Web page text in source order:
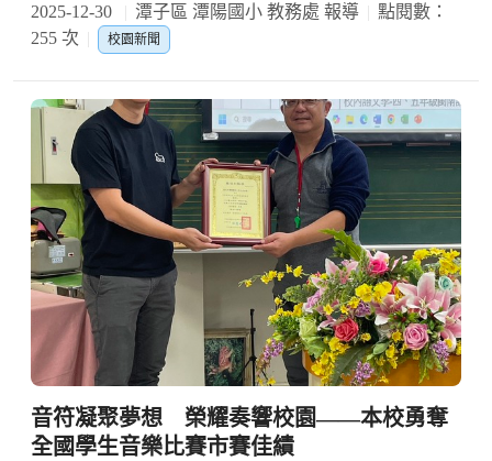
2025-12-30 潭子區 潭陽國小 教務處 報導
點閱數：
255 次
校園新聞
音符凝聚夢想 榮耀奏響校園——本校勇奪
全國學生音樂比賽市賽佳績